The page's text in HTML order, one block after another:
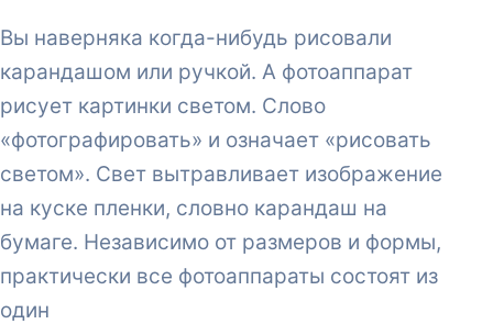
Вы наверняка когда-нибудь рисовали
карандашом или ручкой. А фотоаппарат
рисует картинки светом. Слово
«фотографировать» и означает «рисовать
светом». Свет вытравливает изображение
на куске пленки, словно карандаш на
бумаге. Независимо от размеров и формы,
практически все фотоаппараты состоят из
один